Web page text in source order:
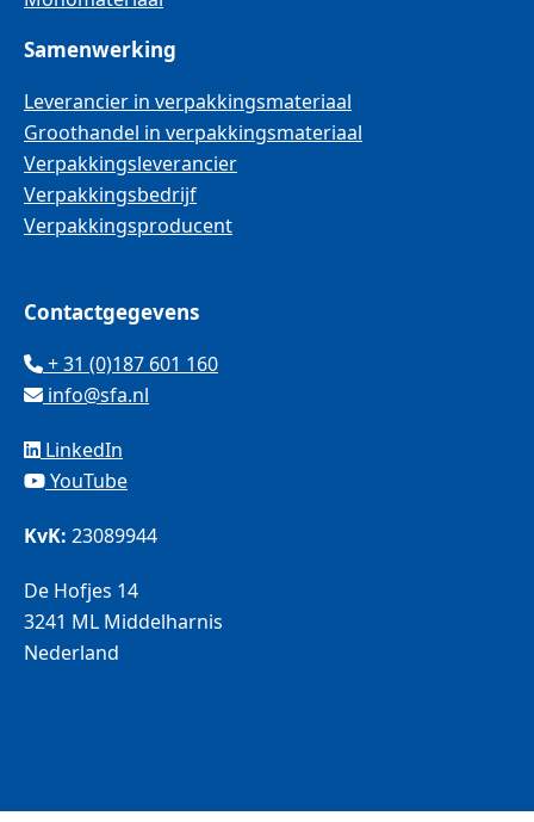
Samenwerking
Leverancier in verpakkingsmateriaal
Groothandel in verpakkingsmateriaal
Verpakkingsleverancier
Verpakkingsbedrijf
Verpakkingsproducent
Contactgegevens
+ 31 (0)187 601 160
info@sfa.nl
LinkedIn
YouTube
KvK: 23089944
De Hofjes 14
3241 ML Middelharnis
Nederland